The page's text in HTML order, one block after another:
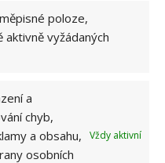
poloze,
aktivně vyžádaných
a
chyb,
a obsahu,
osobních
Vždy aktivní